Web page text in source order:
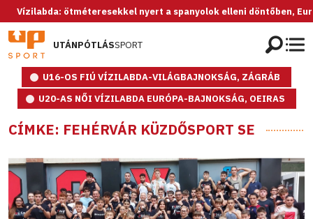
ötméteresekkel nyert a spanyolok elleni döntőben, Európa-
UTÁNPÓTLÁSSPORT
U16-OS FIÚ VÍZILABDA-VILÁGBAJNOKSÁG, ZÁGRÁB
U20-AS NŐI VÍZILABDA EURÓPA-BAJNOKSÁG, OEIRAS
CÍMKE: FEHÉRVÁR KÜZDŐSPORT SE